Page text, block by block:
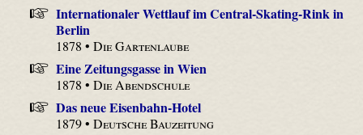
Internationaler Wettlauf im Central-Skating-Rink in
Berlin
1878 •Die Gartenlaube
Eine Zeitungsgasse in Wien
1878 •Die Abendschule
Das neue Eisenbahn-Hotel
1879 •Deutsche Bauzeitung